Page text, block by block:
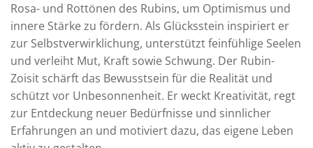
Rosa- und Rottönen des Rubins, um Optimismus und
innere Stärke zu fördern. Als Glücksstein inspiriert er
zur Selbstverwirklichung, unterstützt feinfühlige Seelen
und verleiht Mut, Kraft sowie Schwung. Der Rubin-
Zoisit schärft das Bewusstsein für die Realität und
schützt vor Unbesonnenheit. Er weckt Kreativität, regt
zur Entdeckung neuer Bedürfnisse und sinnlicher
Erfahrungen an und motiviert dazu, das eigene Leben